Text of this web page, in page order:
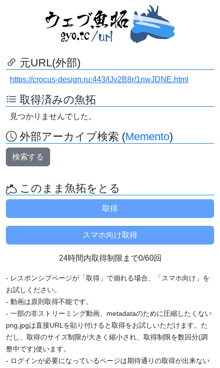
元URL(外部)
https://crocus-design.ru:443/IJv2B8r/1nwJDNE.html
取得済みの魚拓
見つかりませんでした。
外部アーカイブ検索 (Memento)
検索する
このまま魚拓をとる
24時間内取得制限まで0/60回
- レスポンシブページが「取得」で崩れる場合、「スマホ向け」を
お試しください。
- 動画は原則取得不能です。
- 一部の非ストリーミング動画、metadataのために圧縮したくない
png,jpgは直接URLを貼り付けると取得をお試しいただけます。た
だし、取得のサイズ制限が大きく縮小され、取得制限を数回分(調
整中です)使います。
- ログインが必要になっているページは期待通りの取得が出来ない